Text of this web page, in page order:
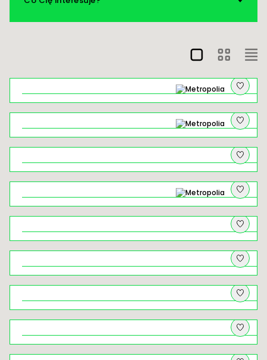
Na pograniczu: o czym szumią młyny
Zanurz się w leśnej kąpieli Doliny
Mnikowskiej
Łysa Góra w Krakowie – ceramiczny
spacer śladami realizacji z „Kamionki"
Do Kochanowa jeden krok
Architektki. Herstorie budynków
zaprojektowanych przez kobiety
Niezwykłe Jezioro Rożnowskie
Z psem w krainę wapiennych skał –
wędrówka dookoła Nielepic i przez
Dolinę Brzoskwinki
Nowy Sącz – między rzekami, między